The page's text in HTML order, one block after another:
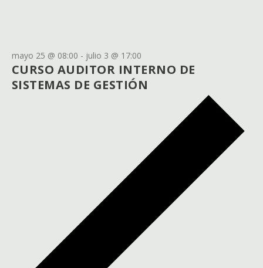
mayo 25 @ 08:00 - julio 3 @ 17:00
CURSO AUDITOR INTERNO DE
SISTEMAS DE GESTIÓN